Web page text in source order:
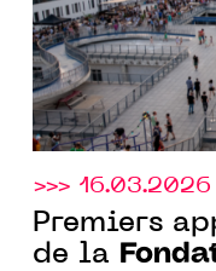
>>> 16.03.2026
Premiers
de la